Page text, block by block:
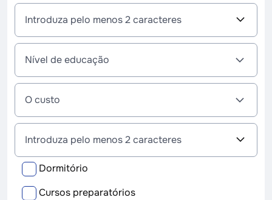
U
i
v
r
s
d
a
e
Introduza pelo menos 2 caracteres
Nível de educação
O custo
E
p
Introduza pelo menos 2 caracteres
Dormitório
Cursos preparatórios